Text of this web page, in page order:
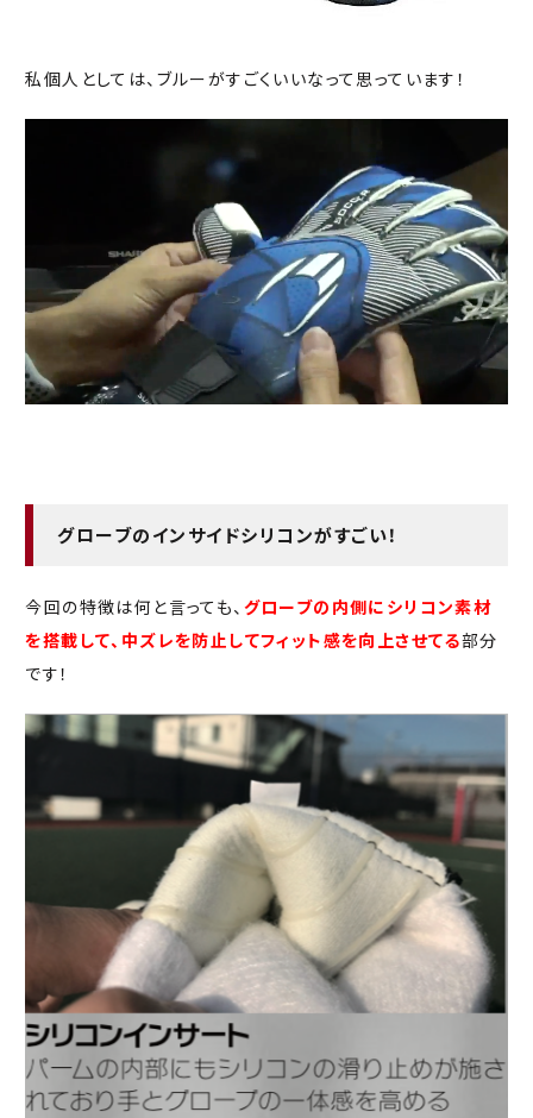
私個人としては、ブルーがすごくいいなって思っています！
グローブのインサイドシリコンがすごい！
今回の特徴は何と言っても、 グローブの内側にシリコン素材
を搭載して、中ズレを防止してフィット感を向上させてる部分
です！